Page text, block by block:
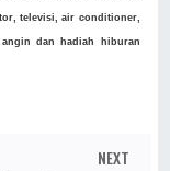
televisi, air conditioner,
dan hadiah hiburan
NEXT